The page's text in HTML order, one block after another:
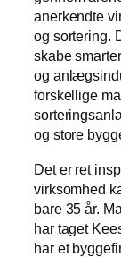
anerkendte
og sortering.
skabe
og
forskellige
og store
Det er ret
virksomhed
bare 35 år.
har taget
har et